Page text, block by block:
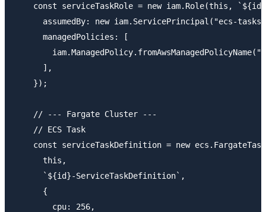
const serviceTaskRole = new iam.Role(this,
assumedBy: new iam.ServicePrincipal("ecs-
      managedPolicies: [
      ],
    });
    // --- Fargate Cluster ---
    // ECS Task
const serviceTaskDefinition = new
      this,
      `${id}-ServiceTaskDefinition`,
      {
        cpu: 256,